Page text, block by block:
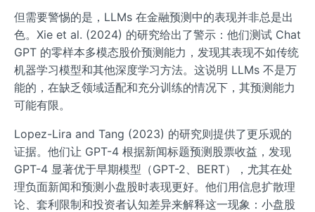
但需要警惕的是，LLMs 在金融预测中的表现并非总是出
色。Xie et al. (2024) 的研究给出了警示：他们测试 Chat
GPT 的零样本多模态股价预测能力，发现其表现不如传统
机器学习模型和其他深度学习方法。这说明 LLMs 不是万
能的，在缺乏领域适配和充分训练的情况下，其预测能力
可能有限。
Lopez-Lira and Tang (2023) 的研究则提供了更乐观的
证据。他们让 GPT-4 根据新闻标题预测股票收益，发现
GPT-4 显著优于早期模型（GPT-2、BERT），尤其在处
理负面新闻和预测小盘股时表现更好。他们用信息扩散理
论、套利限制和投资者认知差异来解释这一现象：小盘股